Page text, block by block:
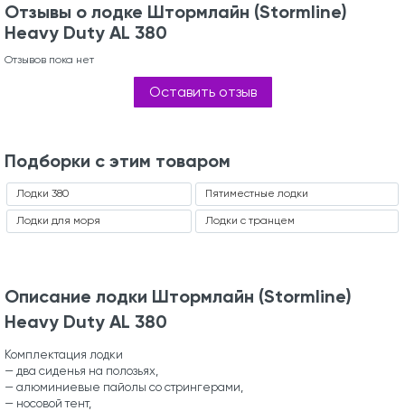
Отзывы о лодке Штормлайн (Stormline)
Heavy Duty AL 380
Отзывов пока нет
Оставить отзыв
Подборки с этим товаром
Лодки 380
Лодки для моря
Пятиместные лодки
Лодки с транцем
Описание лодки Штормлайн (Stormline)
Heavy Duty AL 380
Комплектация лодки
— два сиденья на полозьях,
— алюминиевые пайолы со стрингерами,
— носовой тент,